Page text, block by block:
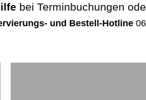
bei Terminbuchungen
und Bestell-Hotline